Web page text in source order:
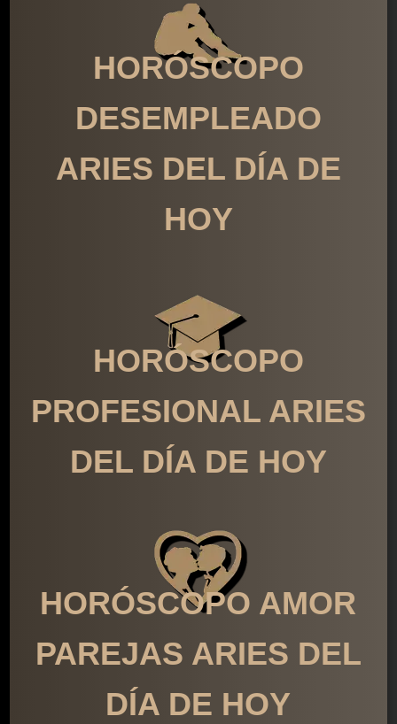
HORÓSCOPO
DESEMPLEADO
ARIES DEL DÍA DE
HOY
HORÓSCOPO
PROFESIONAL ARIES
DEL DÍA DE HOY
HORÓSCOPO AMOR
PAREJAS ARIES DEL
DÍA DE HOY